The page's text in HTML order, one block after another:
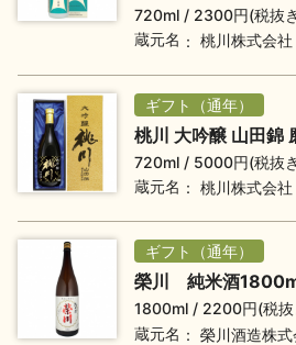
イベント情報TOP 新商
イベ
720ml
2300円(税抜
蔵元名
桃川株式会社
ギフト（通年）
桃川 大吟醸 山田錦
720ml
5000円(税抜
蔵元名
桃川株式会社
ギフト（通年）
榮川 純米酒
1800ml
2200円(税抜
蔵元名
榮川酒造株式